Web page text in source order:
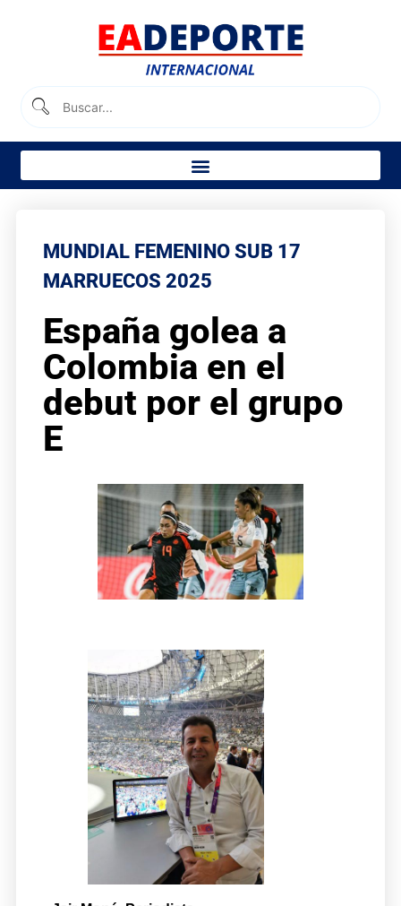
MUNDIAL FEMENINO SUB 17
MARRUECOS 2025
España golea a
Colombia en el
debut por el grupo
E